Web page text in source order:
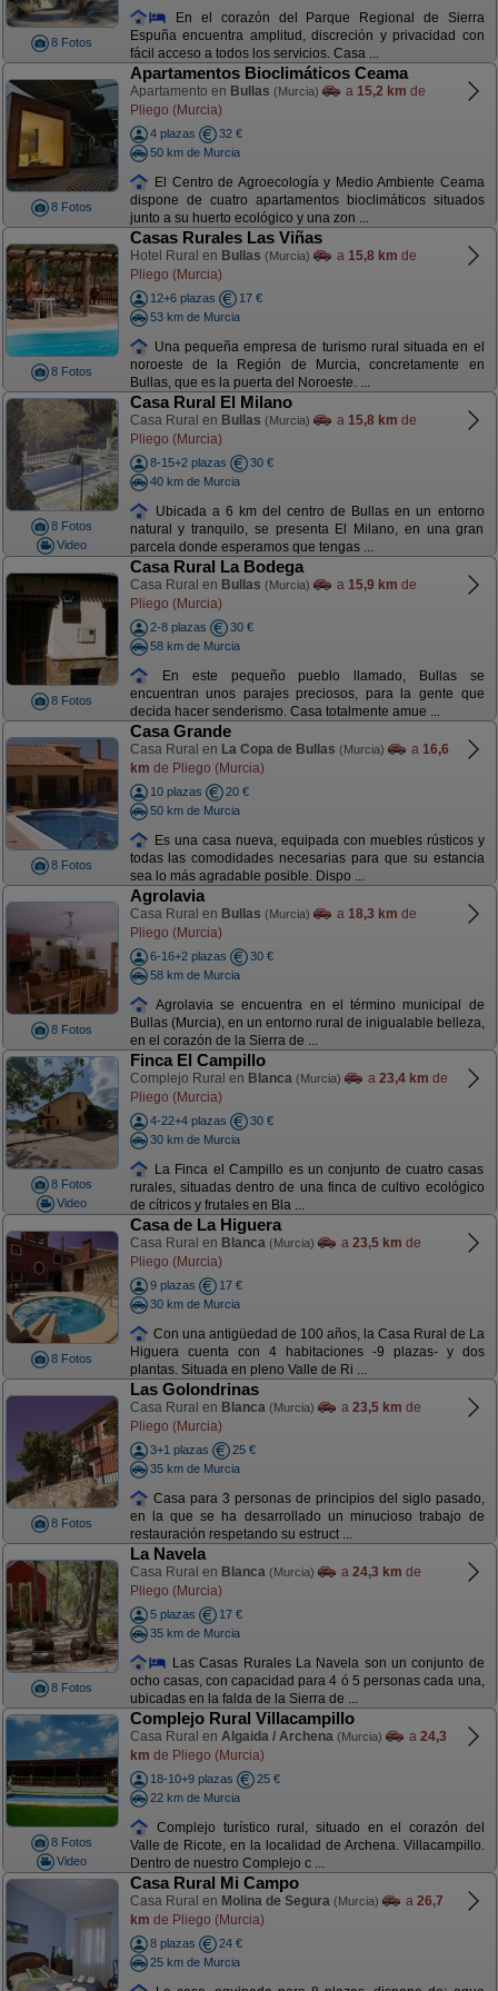
8 Fotos
En el corazón del Parque Regional de Sierra
Espuña encuentra amplitud, discreción y privacidad con
fácil acceso a todos los servicios. Casa ...
8 Fotos
Apartamentos Bioclimáticos Ceama
Apartamento en Bullas (Murcia) a 15,2 km de
Pliego (Murcia)
4 plazas
32 €
50 km de Murcia
El Centro de Agroecología y Medio Ambiente Ceama
dispone de cuatro apartamentos bioclimáticos situados
junto a su huerto ecológico y una zon ...
8 Fotos
Casas Rurales Las Viñas
Hotel Rural en Bullas (Murcia) a 15,8 km de
Pliego (Murcia)
12+6 plazas
17 €
53 km de Murcia
Una pequeña empresa de turismo rural situada en el
noroeste de la Región de Murcia, concretamente en
Bullas, que es la puerta del Noroeste. ...
8 Fotos
Video
Casa Rural El Milano
Casa Rural en Bullas (Murcia) a 15,8 km de
Pliego (Murcia)
8-15+2 plazas
30 €
40 km de Murcia
Ubicada a 6 km del centro de Bullas en un entorno
natural y tranquilo, se presenta El Milano, en una gran
parcela donde esperamos que tengas ...
8 Fotos
Casa Rural La Bodega
Casa Rural en Bullas (Murcia) a 15,9 km de
Pliego (Murcia)
2-8 plazas
30 €
58 km de Murcia
En este pequeño pueblo llamado, Bullas se
encuentran unos parajes preciosos, para la gente que
decida hacer senderismo. Casa totalmente amue ...
8 Fotos
Casa Grande
Casa Rural en La Copa de Bullas (Murcia) a 16,6
km de Pliego (Murcia)
10 plazas
20 €
50 km de Murcia
Es una casa nueva, equipada con muebles rústicos y
todas las comodidades necesarias para que su estancia
sea lo más agradable posible. Dispo ...
8 Fotos
Agrolavia
Casa Rural en Bullas (Murcia) a 18,3 km de
Pliego (Murcia)
6-16+2 plazas
30 €
58 km de Murcia
Agrolavia se encuentra en el término municipal de
Bullas (Murcia), en un entorno rural de inigualable belleza,
en el corazón de la Sierra de ...
8 Fotos
Video
Finca El Campillo
Complejo Rural en Blanca (Murcia) a 23,4 km de
Pliego (Murcia)
4-22+4 plazas
30 €
30 km de Murcia
La Finca el Campillo es un conjunto de cuatro casas
rurales, situadas dentro de una finca de cultivo ecológico
de cítricos y frutales en Bla ...
8 Fotos
Casa de La Higuera
Casa Rural en Blanca (Murcia) a 23,5 km de
Pliego (Murcia)
9 plazas
17 €
30 km de Murcia
Con una antigüedad de 100 años, la Casa Rural de La
Higuera cuenta con 4 habitaciones -9 plazas- y dos
plantas. Situada en pleno Valle de Ri ...
8 Fotos
Las Golondrinas
Casa Rural en Blanca (Murcia) a 23,5 km de
Pliego (Murcia)
3+1 plazas
25 €
35 km de Murcia
Casa para 3 personas de principios del siglo pasado,
en la que se ha desarrollado un minucioso trabajo de
restauración respetando su estruct ...
8 Fotos
La Navela
Casa Rural en Blanca (Murcia) a 24,3 km de
Pliego (Murcia)
5 plazas
17 €
35 km de Murcia
Las Casas Rurales La Navela son un conjunto de
ocho casas, con capacidad para 4 ó 5 personas cada una,
ubicadas en la falda de la Sierra de ...
8 Fotos
Video
Complejo Rural Villacampillo
Casa Rural en Algaida / Archena (Murcia) a 24,3
km de Pliego (Murcia)
18-10+9 plazas
25 €
22 km de Murcia
Complejo turístico rural, situado en el corazón del
Valle de Ricote, en la localidad de Archena. Villacampillo.
Dentro de nuestro Complejo c ...
Casa Rural Mi Campo
Casa Rural en Molina de Segura (Murcia) a 26,7
km de Pliego (Murcia)
8 plazas
24 €
25 km de Murcia